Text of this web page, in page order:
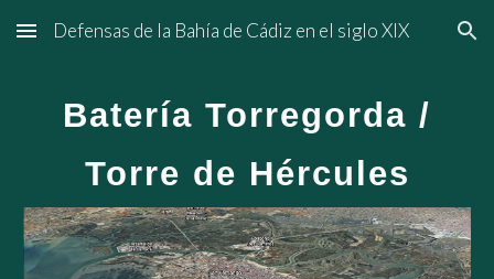
Skip to main content Skip to navigation
Defensas de la Bahía de Cádiz en el siglo XIX
Batería Torregorda /
Torre de Hércules